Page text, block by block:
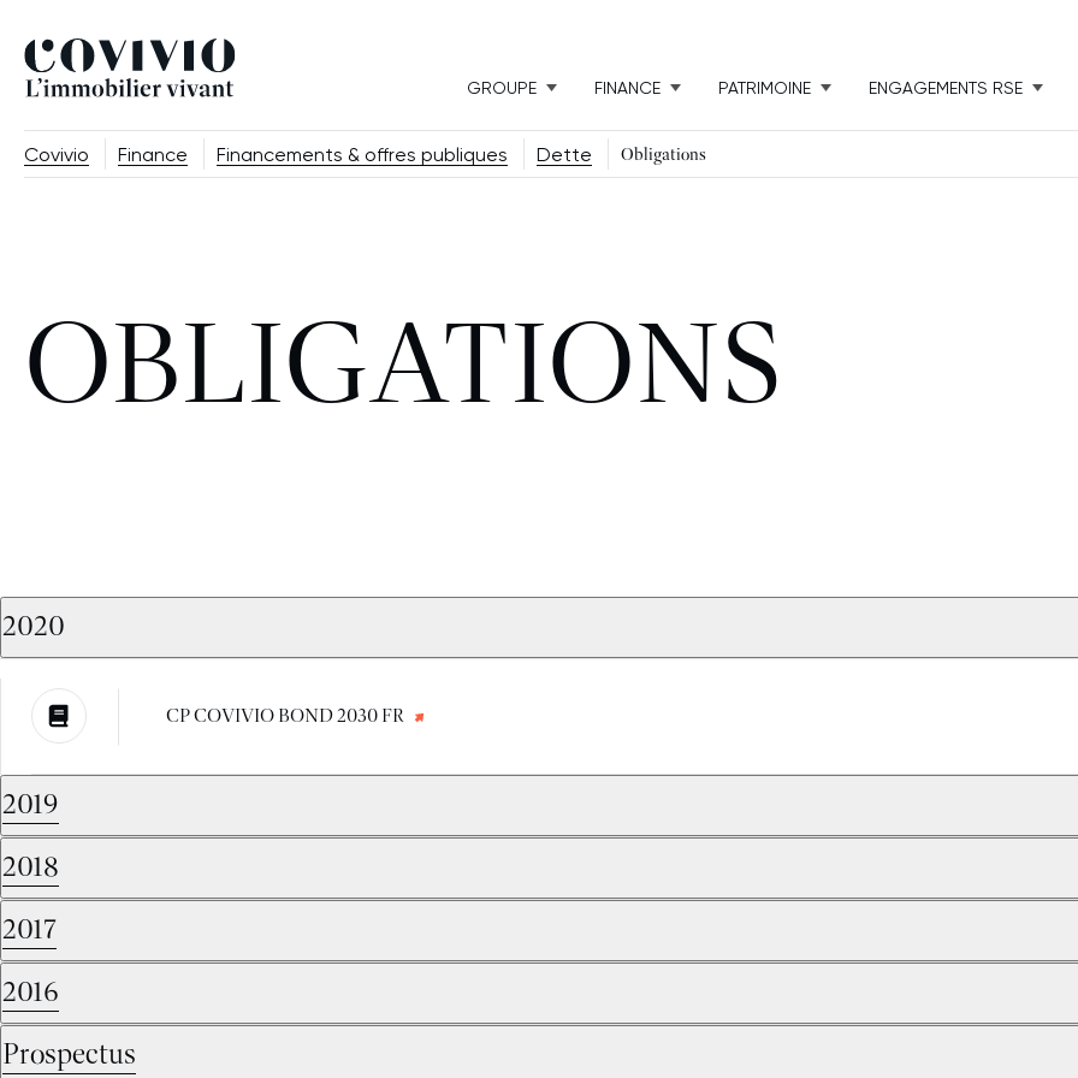
Covivio
GROUPE FINANCE PATRIMOINE ENGAGEMENTS RSE
Covivio Finance Financements & offres publiques Dette Obligations
OBLIGATIONS
2020
CP COVIVIO BOND 2030 FR
2019
2018
2017
2016
Prospectus